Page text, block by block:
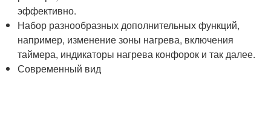
эффективно.
Набор разнообразных дополнительных функций,
например, изменение зоны нагрева, включения
таймера, индикаторы нагрева конфорок и так далее.
Современный вид